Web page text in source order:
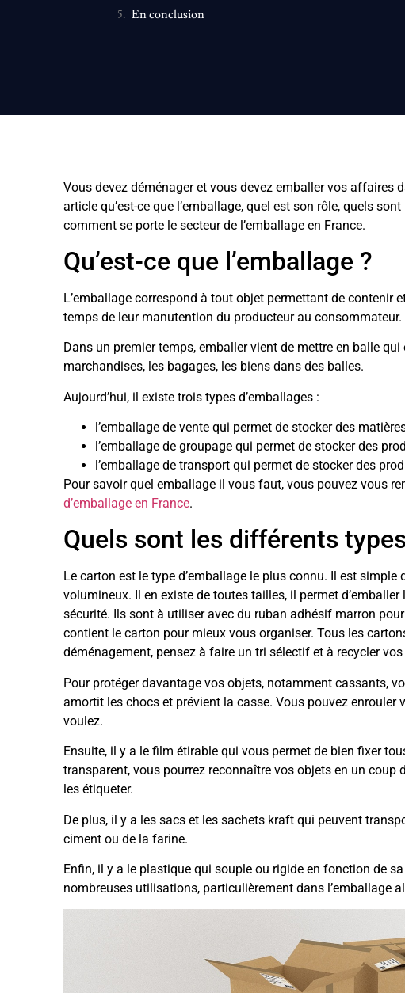
En conclusion
Vous devez déménager et vous devez emballer vos affaires
article qu’est-ce que l’emballage, quel est son rôle, quels sont
comment se porte le secteur de l’emballage en France.
Qu’est-ce que l’emballage ?
L’emballage correspond à tout objet permettant de contenir
temps de leur manutention du producteur au consommateur.
Dans un premier temps, emballer vient de mettre en balle qui
marchandises, les bagages, les biens dans des balles.
Aujourd’hui, il existe trois types d’emballages :
l’emballage de vente qui permet de stocker des
l’emballage de groupage qui permet de stocker des
l’emballage de transport qui permet de stocker des
Pour savoir quel emballage il vous faut, vous pouvez vous
d’emballage en France.
Quels sont les différents
Le carton est le type d’emballage le plus connu. Il est simple
volumineux. Il en existe de toutes tailles, il permet
sécurité. Ils sont à utiliser avec du ruban adhésif marron
contient le carton pour mieux vous organiser. Tous les
déménagement, pensez à faire un tri sélectif et à recycler
Pour protéger davantage vos objets, notamment cassants,
amortit les chocs et prévient la casse. Vous pouvez enrouler
voulez.
Ensuite, il y a le film étirable qui vous permet de bien fixer
transparent, vous pourrez reconnaître vos objets en un coup
les étiqueter.
De plus, il y a les sacs et les sachets kraft qui peuvent
ciment ou de la farine.
Enfin, il y a le plastique qui souple ou rigide en fonction de
nombreuses utilisations, particulièrement dans l’emballage